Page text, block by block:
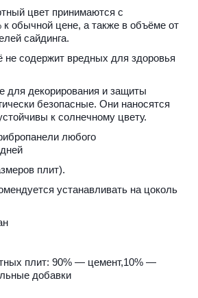
цвет принимаются с
обычной цене, а также в объёме от
сайдинга.
не содержит вредных для здоровья
для декорирования и защиты
безопасные. Они наносятся
к солнечному цвету.
любого
плит).
устанавливать на цоколь
плит: 90% — цемент,10% —
добавки